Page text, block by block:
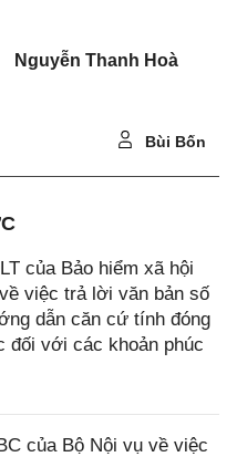
Nguyễn Thanh Hoà
Bùi Bốn
của Bảo hiểm xã hội
việc trả lời văn bản số
dẫn căn cứ tính đóng
đối với các khoản phúc
của Bộ Nội vụ về việc